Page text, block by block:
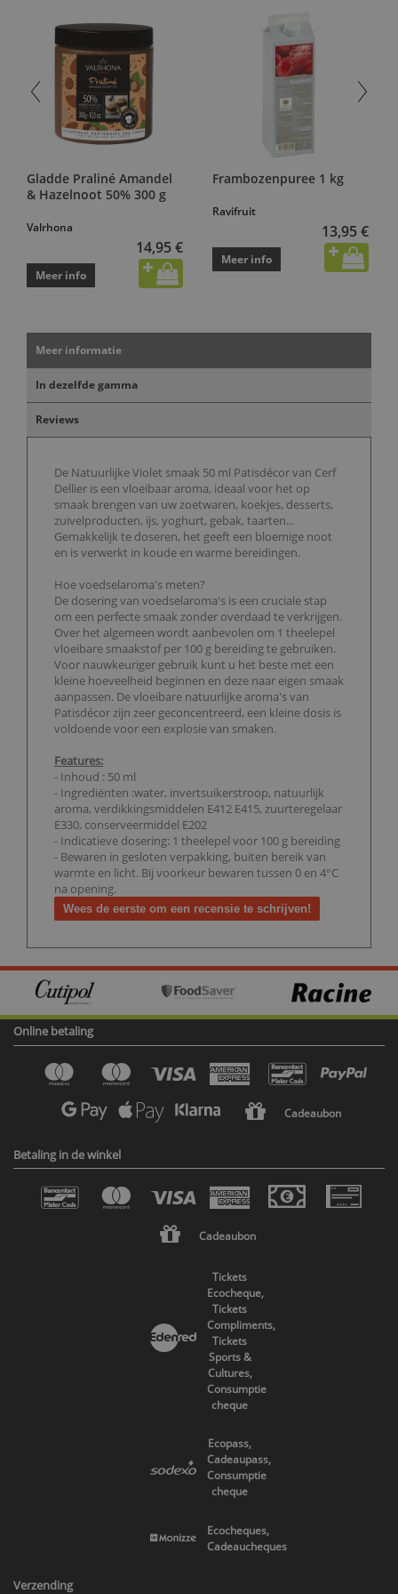
Gladde Praliné Amandel
& Hazelnoot 50% 300 g
Valrhona
14,95 €
Meer info
Frambozenpuree 1 kg
Ravifruit
13,95 €
Meer info
Meer informatie
In dezelfde gamma
Reviews
De Natuurlijke Violet smaak 50 ml Patisdécor van Cerf
Dellier is een vloeibaar aroma, ideaal voor het op
smaak brengen van uw zoetwaren, koekjes, desserts,
zuivelproducten, ijs, yoghurt, gebak, taarten...
Gemakkelijk te doseren, het geeft een bloemige noot
en is verwerkt in koude en warme bereidingen.
Hoe voedselaroma's meten?
De dosering van voedselaroma's is een cruciale stap
om een perfecte smaak zonder overdaad te verkrijgen.
Over het algemeen wordt aanbevolen om 1 theelepel
vloeibare smaakstof per 100 g bereiding te gebruiken.
Voor nauwkeuriger gebruik kunt u het beste met een
kleine hoeveelheid beginnen en deze naar eigen smaak
aanpassen. De vloeibare natuurlijke aroma's van
Patisdécor zijn zeer geconcentreerd, een kleine dosis is
voldoende voor een explosie van smaken.
Features:
- Inhoud : 50 ml
- Ingrediënten :water, invertsuikerstroop, natuurlijk
aroma, verdikkingsmiddelen E412 E415, zuurteregelaar
E330, conserveermiddel E202
- Indicatieve dosering: 1 theelepel voor 100 g bereiding
- Bewaren in gesloten verpakking, buiten bereik van
warmte en licht. Bij voorkeur bewaren tussen 0 en 4°C
na opening.
Wees de eerste om een recensie te schrijven!
Online betaling
Cadeaubon
Betaling in de winkel
Cadeaubon
Tickets
Ecocheque,
Tickets
Compliments,
Tickets
Sports &
Cultures,
Consumptie
cheque
Ecopass,
Cadeaupass,
Consumptie
cheque
Ecocheques,
Cadeaucheques
Verzending